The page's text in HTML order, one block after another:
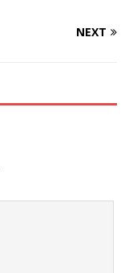
NEXT